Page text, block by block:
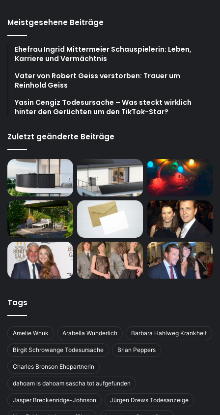
Meistgesehene Beiträge
Ehefrau Ingrid Mittermeier Schauspielerin: Leben,
Karriere und Vermächtnis
Vater von Robert Geiss verstorben: Trauer um
Reinhold Geiss
Yasin Cengiz Todesursache – Was steckt wirklich
hinter den Gerüchten um den TikTok-Star?
Zuletzt geänderte Beiträge
Tags
Amelie Wnuk Arabella Wunderlich Barbara Hahlweg Krankheit
Birgit Schrowange Todesursache Brian Peppers
Charles Bronson Ehepartnerin
dahoam is dahoam sascha tot aufgefunden
Jasper Breckenridge-Johnson Jürgen Drews Todesanzeige